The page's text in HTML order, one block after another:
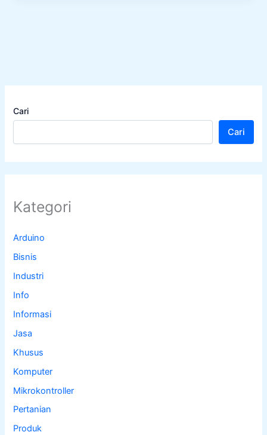
Cari
Cari
Kategori
Arduino
Bisnis
Industri
Info
Informasi
Jasa
Khusus
Komputer
Mikrokontroller
Pertanian
Produk